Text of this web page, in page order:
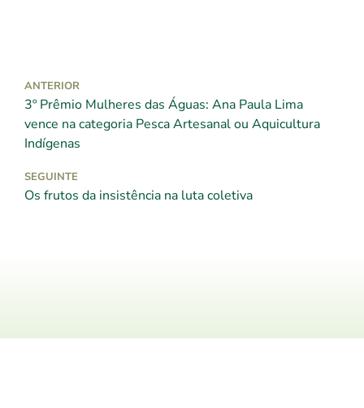
ANTERIOR
3º Prêmio Mulheres das Águas: Ana Paula Lima
vence na categoria Pesca Artesanal ou Aquicultura
Indígenas
SEGUINTE
Os frutos da insistência na luta coletiva